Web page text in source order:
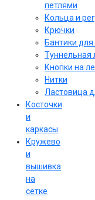
петлями
Кольца и
Крючки
Бантики для
Туннельная
Кнопки на
Нитки
Ластовица
Косточки
и
каркасы
Кружево
и
вышивка
на
сетке